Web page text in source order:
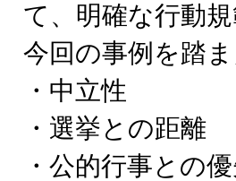
て、明確な行動
今回の事例を踏
・中立性
・選挙との距離
・公的行事との